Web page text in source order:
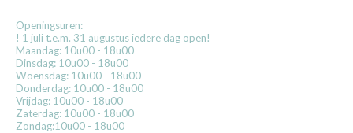
Openingsuren:
! 1 juli t.e.m. 31 augustus iedere dag open!
Maandag: 10u00 - 18u00
Dinsdag: 10u00 - 18u00
Woensdag: 10u00 - 18u00
Donderdag: 10u00 - 18u00
Vrijdag: 10u00 - 18u00
Zaterdag: 10u00 - 18u00
Zondag:10u00 - 18u00